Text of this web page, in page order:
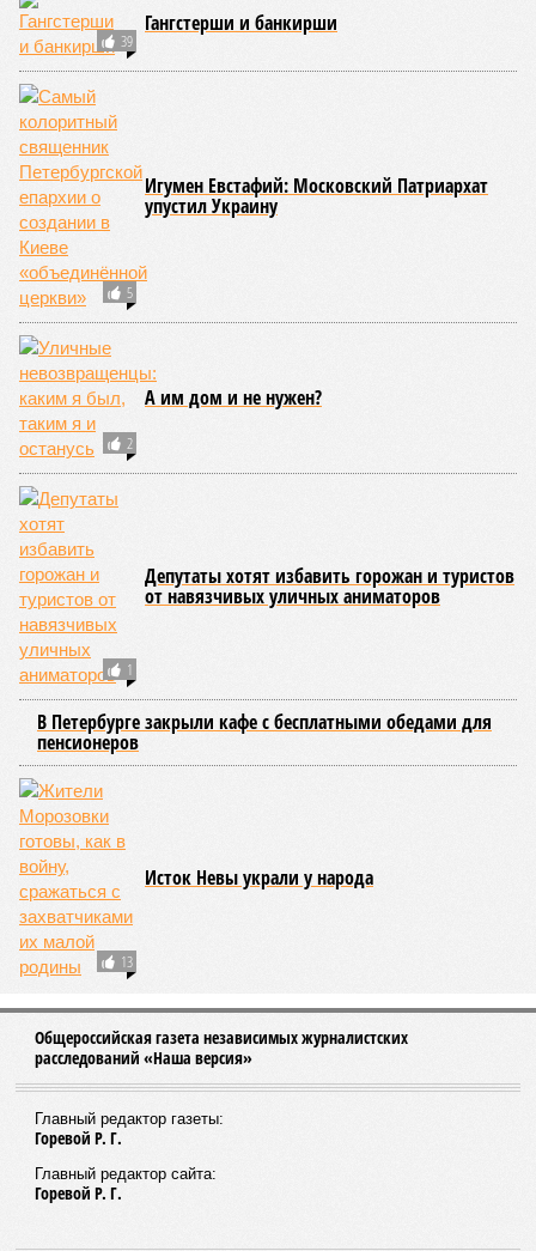
39
Гангстерши и банкирши
5
Игумен Евстафий: Московский Патриархат
упустил Украину
2
А им дом и не нужен?
1
Депутаты хотят избавить горожан и туристов
от навязчивых уличных аниматоров
В Петербурге закрыли кафе с бесплатными обедами для
пенсионеров
13
Исток Невы украли у народа
Общероссийская газета независимых журналистских
расследований «Наша версия»
Главный редактор газеты:
Горевой Р. Г.
Главный редактор сайта:
Горевой Р. Г.